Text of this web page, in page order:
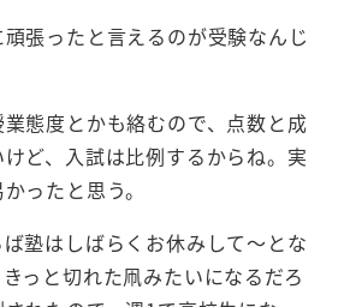
張ったと言えるのが受験なんじ
態度とかも絡むので、点数と成
ど、入試は比例するからね。実
ったと思う。
塾はしばらくお休みして～とな
っと切れた凧みたいになるだろ